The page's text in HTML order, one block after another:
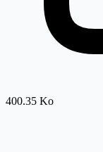
400.35 Ko